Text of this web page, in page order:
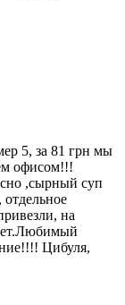
5, за 81 грн мы
офисом!!!
,сырный суп
отдельное
на
Цибуля,